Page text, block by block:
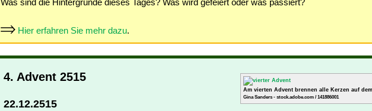
Was sind die Hintergründe dieses Tages? Was wird gefeiert oder was passiert?
Hier erfahren Sie mehr dazu.
Am vierten Advent brennen alle Kerzen auf
Gina Sanders - stock.adobe.com / 141886001
4. Advent 2515
22.12.2515